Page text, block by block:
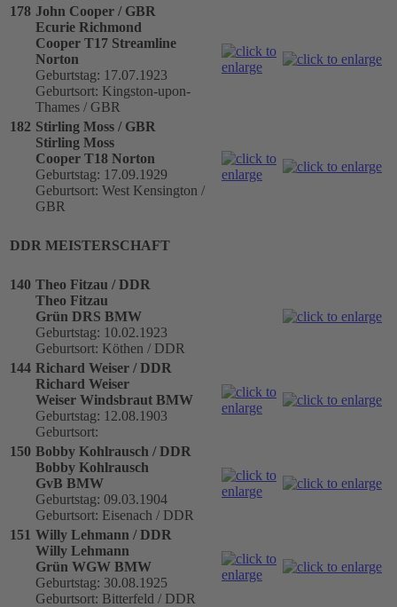
178 John Cooper / GBR
Ecurie Richmond
Cooper T17 Streamline
Norton
Geburtstag: 17.07.1923
Geburtsort: Kingston-upon-
Thames / GBR
182 Stirling Moss / GBR
Stirling Moss
Cooper T18 Norton
Geburtstag: 17.09.1929
Geburtsort: West Kensington /
GBR
DDR MEISTERSCHAFT
140 Theo Fitzau / DDR
Theo Fitzau
Grün DRS BMW
Geburtstag: 10.02.1923
Geburtsort: Köthen / DDR
144 Richard Weiser / DDR
Richard Weiser
Weiser Windsbraut BMW
Geburtstag: 12.08.1903
Geburtsort:
150 Bobby Kohlrausch / DDR
Bobby Kohlrausch
GvB BMW
Geburtstag: 09.03.1904
Geburtsort: Eisenach / DDR
151 Willy Lehmann / DDR
Willy Lehmann
Grün WGW BMW
Geburtstag: 30.08.1925
Geburtsort: Bitterfeld / DDR